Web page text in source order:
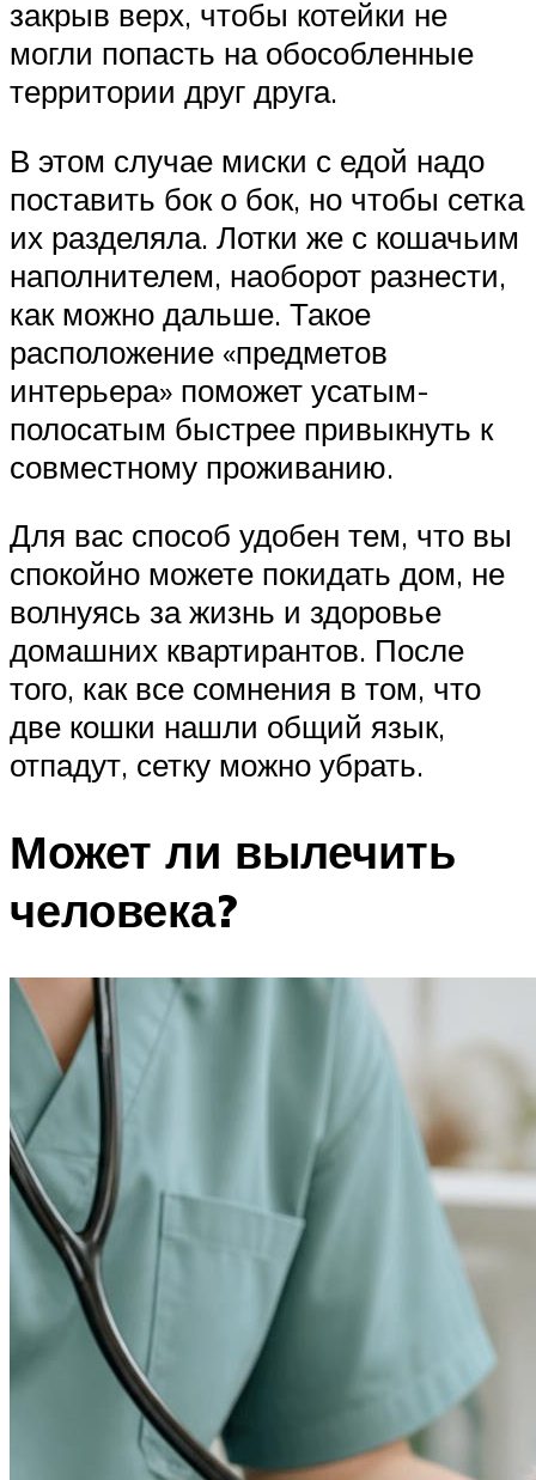
закрыв верх, чтобы котейки не
могли попасть на обособленные
территории друг друга.
В этом случае миски с едой надо
поставить бок о бок, но чтобы сетка
их разделяла. Лотки же с кошачьим
наполнителем, наоборот разнести,
как можно дальше. Такое
расположение «предметов
интерьера» поможет усатым-
полосатым быстрее привыкнуть к
совместному проживанию.
Для вас способ удобен тем, что вы
спокойно можете покидать дом, не
волнуясь за жизнь и здоровье
домашних квартирантов. После
того, как все сомнения в том, что
две кошки нашли общий язык,
отпадут, сетку можно убрать.
Может ли вылечить
человека?